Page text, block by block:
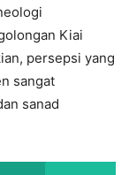
Kiai
persepsi yang
sangat
sanad